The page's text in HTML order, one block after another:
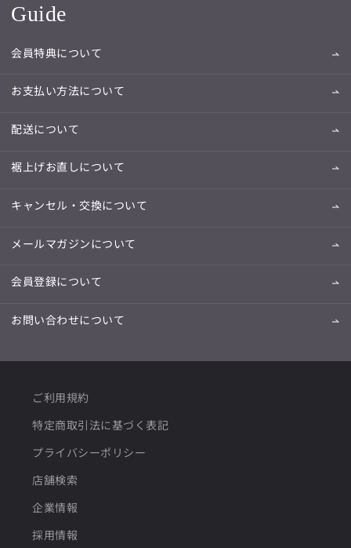
Guide
会員特典について
お支払い方法について
配送について
裾上げお直しについて
キャンセル・交換について
メールマガジンについて
会員登録について
お問い合わせについて
ご利用規約
特定商取引法に基づく表記
プライバシーポリシー
店舗検索
企業情報
採用情報